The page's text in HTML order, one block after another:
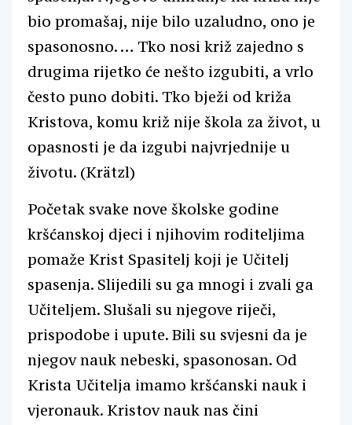
bio promašaj, nije bilo uzaludno, ono je
spasonosno. … Tko nosi križ zajedno s
drugima rijetko će nešto izgubiti, a vrlo
često puno dobiti. Tko bježi od križa
Kristova, komu križ nije škola za život, u
opasnosti je da izgubi najvrjednije u
životu. (Krätzl)
Početak svake nove školske godine
kršćanskoj djeci i njihovim roditeljima
pomaže Krist Spasitelj koji je Učitelj
spasenja. Slijedili su ga mnogi i zvali ga
Učiteljem. Slušali su njegove riječi,
prispodobe i upute. Bili su svjesni da je
njegov nauk nebeski, spasonosan. Od
Krista Učitelja imamo kršćanski nauk i
vjeronauk. Kristov nauk nas čini